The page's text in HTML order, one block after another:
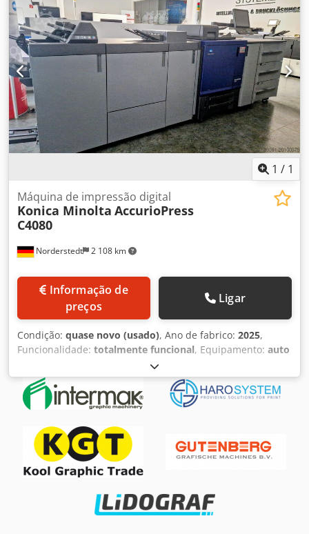
1 / 1
Norderstedt 2 108 km
Máquina de impressão digital
Konica Minolta AccurioPress
C4080
preços
Ligar
Condição: quase novo (usado), Ano de fabrico: 2025,
Funcionalidade: totalmente funcional, Equipamento: auto
, Sistema de demonstração AccurioPress C4080
Pouco usado, pois foi utilizado apenas para apresentações.
Contador disponível sob consulta. Configuração
personalizável conforme necessidade. Na imagem:
incl. UK-220 (APPE) DF-716 (scanner de documentos) PF-707
(alimentador de papel a vácuo) RU-518 Relay-Unit (unidade
de resfriamento/alise) IQ-501 com VI-515 FS-532 finalizador
com módulo de brochura SD-510 Venda/locação somente
na Alemanha! Preço sob consulta! Infelizmente,
informamos que não realizamos vendas fora da Alemanha.